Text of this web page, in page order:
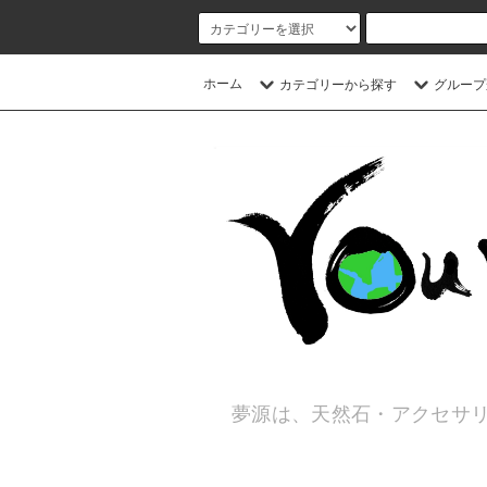
ホーム カテゴリーから探す グルー
夢源は、天然石・アクセサ